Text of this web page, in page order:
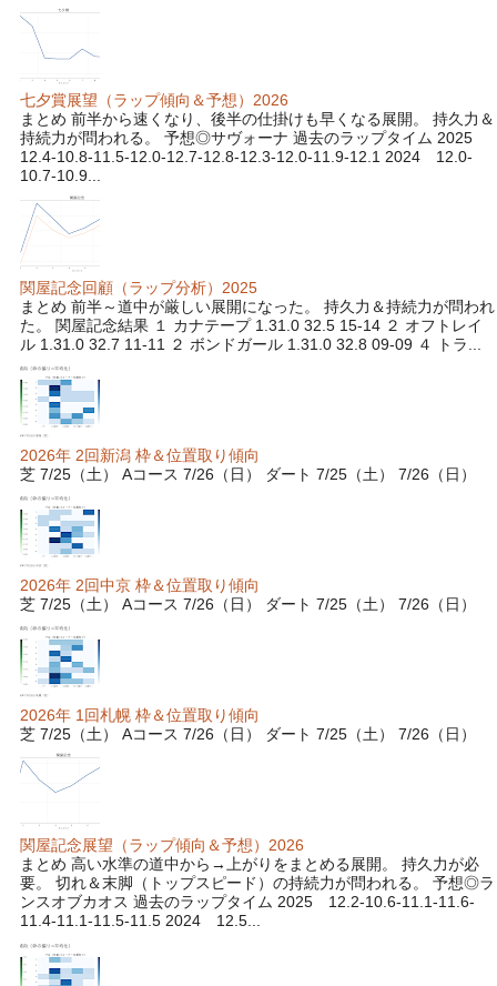
七夕賞展望（ラップ傾向＆予想）2026
まとめ 前半から速くなり、後半の仕掛けも早くなる展開。 持久力＆
持続力が問われる。 予想◎サヴォーナ 過去のラップタイム 2025
12.4-10.8-11.5-12.0-12.7-12.8-12.3-12.0-11.9-12.1 2024 12.0-
10.7-10.9...
関屋記念回顧（ラップ分析）2025
まとめ 前半～道中が厳しい展開になった。 持久力＆持続力が問われ
た。 関屋記念結果 １ カナテープ 1.31.0 32.5 15-14 ２ オフトレイ
ル 1.31.0 32.7 11-11 ２ ボンドガール 1.31.0 32.8 09-09 ４ トラ...
2026年 2回新潟 枠＆位置取り傾向
芝 7/25（土） Aコース 7/26（日） ダート 7/25（土） 7/26（日）
2026年 2回中京 枠＆位置取り傾向
芝 7/25（土） Aコース 7/26（日） ダート 7/25（土） 7/26（日）
2026年 1回札幌 枠＆位置取り傾向
芝 7/25（土） Aコース 7/26（日） ダート 7/25（土） 7/26（日）
関屋記念展望（ラップ傾向＆予想）2026
まとめ 高い水準の道中から→上がりをまとめる展開。 持久力が必
要。 切れ＆末脚（トップスピード）の持続力が問われる。 予想◎ラ
ンスオブカオス 過去のラップタイム 2025 12.2-10.6-11.1-11.6-
11.4-11.1-11.5-11.5 2024 12.5...